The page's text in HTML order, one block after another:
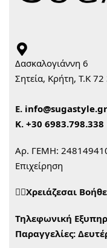
Δασκαλογιάννη 6
Σητεία, Κρήτη, Τ.Κ 72
Ε. info@sugastyle.gr
Κ. +30 6983.798.338
Αρ. ΓΕΜΗ:
Επιχείρηση
🙋‍♀️Χρειάζεσαι
Τηλεφωνική
Παραγγελίες: